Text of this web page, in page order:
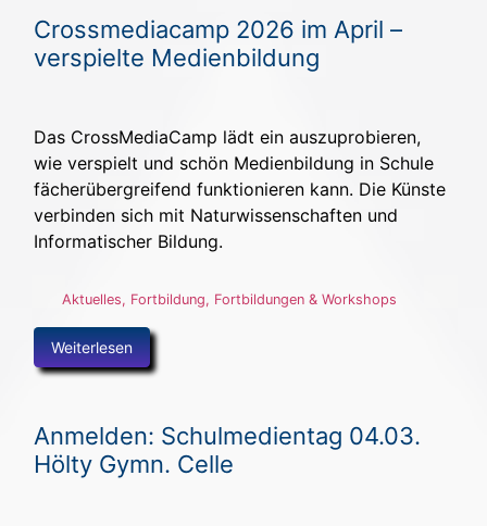
Crossmediacamp 2026 im April –
verspielte Medienbildung
Das CrossMediaCamp lädt ein auszuprobieren,
wie verspielt und schön Medienbildung in Schule
fächerübergreifend funktionieren kann. Die Künste
verbinden sich mit Naturwissenschaften und
Informatischer Bildung.
Aktuelles, Fortbildung, Fortbildungen & Workshops
Weiterlesen
Anmelden: Schulmedientag 04.03.
Hölty Gymn. Celle